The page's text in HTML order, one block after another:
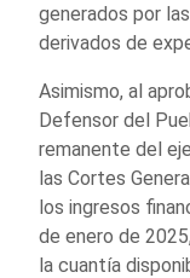
generados por
derivados de
Asimismo, al
Defensor del
remanente del
las Cortes
los ingresos
de enero de
la cuantía